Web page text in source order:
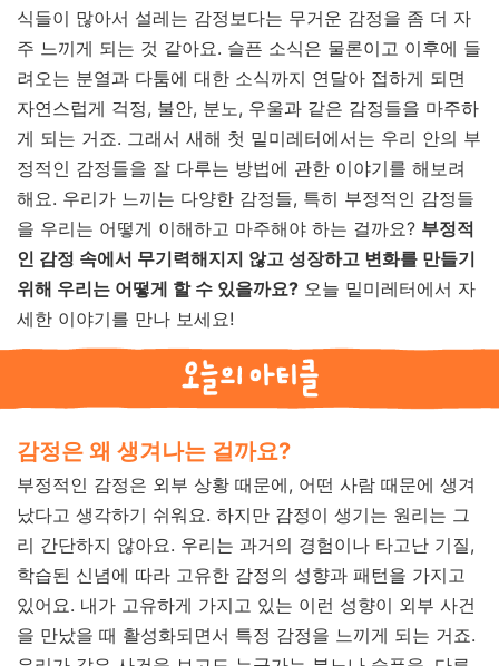
식들이 많아서 설레는 감정보다는 무거운 감정을 좀 더 자
주 느끼게 되는 것 같아요. 슬픈 소식은 물론이고 이후에 들
려오는 분열과 다툼에 대한 소식까지 연달아 접하게 되면
자연스럽게 걱정, 불안, 분노, 우울과 같은 감정들을 마주하
게 되는 거죠. 그래서 새해 첫 밑미레터에서는 우리 안의 부
정적인 감정들을 잘 다루는 방법에 관한 이야기를 해보려
해요. 우리가 느끼는 다양한 감정들, 특히 부정적인 감정들
을 우리는 어떻게 이해하고 마주해야 하는 걸까요? 부정적
인 감정 속에서 무기력해지지 않고 성장하고 변화를 만들기
위해 우리는 어떻게 할 수 있을까요? 오늘 밑미레터에서 자
세한 이야기를 만나 보세요!
감정은 왜 생겨나는 걸까요?
부정적인 감정은 외부 상황 때문에, 어떤 사람 때문에 생겨
났다고 생각하기 쉬워요. 하지만 감정이 생기는 원리는 그
리 간단하지 않아요. 우리는 과거의 경험이나 타고난 기질,
학습된 신념에 따라 고유한 감정의 성향과 패턴을 가지고
있어요. 내가 고유하게 가지고 있는 이런 성향이 외부 사건
을 만났을 때 활성화되면서 특정 감정을 느끼게 되는 거죠.